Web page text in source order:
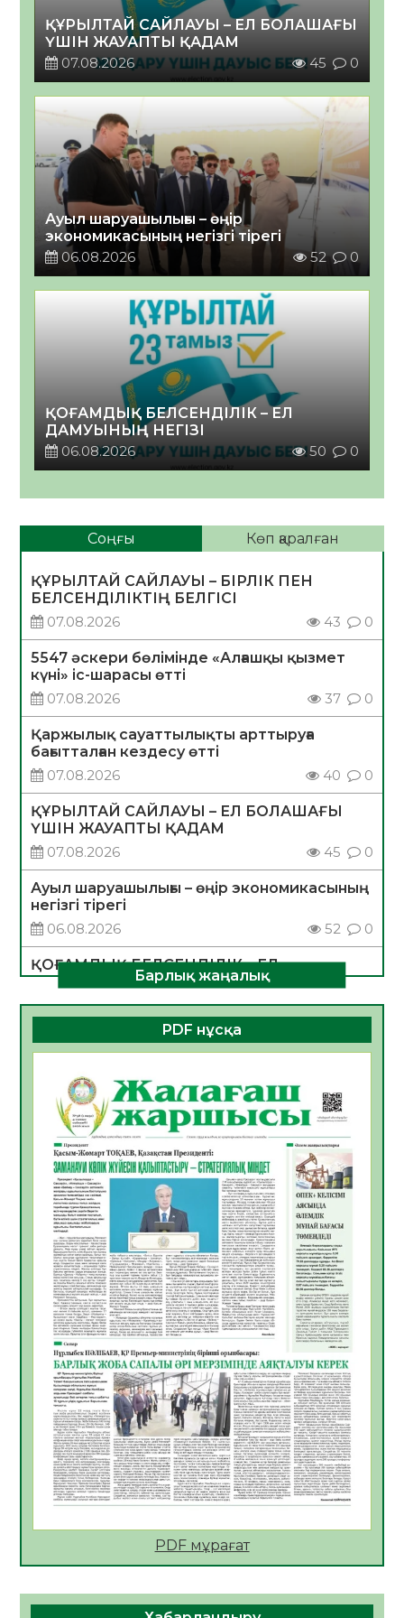
ҚҰРЫЛТАЙ САЙЛАУЫ – ЕЛ БОЛАШАҒЫ
ҮШІН ЖАУАПТЫ ҚАДАМ
07.08.2026
45 0
Ауыл шаруашылығы – өңір
экономикасының негізгі тірегі
06.08.2026
52 0
ҚОҒАМДЫҚ БЕЛСЕНДІЛІК – ЕЛ
ДАМУЫНЫҢ НЕГІЗІ
06.08.2026
50 0
Соңғы Көп қаралған
ҚҰРЫЛТАЙ САЙЛАУЫ – БІРЛІК ПЕН
БЕЛСЕНДІЛІКТІҢ БЕЛГІСІ
07.08.2026
43 0
5547 әскери бөлімінде «Алғашқы қызмет
күні» іс-шарасы өтті
07.08.2026
37 0
Қаржылық сауаттылықты арттыруға
бағытталған кездесу өтті
07.08.2026
40 0
ҚҰРЫЛТАЙ САЙЛАУЫ – ЕЛ БОЛАШАҒЫ
ҮШІН ЖАУАПТЫ ҚАДАМ
07.08.2026
45 0
Ауыл шаруашылығы – өңір экономикасының
негізгі тірегі
06.08.2026
52 0
ҚОҒАМДЫҚ БЕЛСЕНДІЛІК – ЕЛ
ДАМУЫНЫҢ НЕГІЗІ
06.08.2026
50 0
ҚҰРЫЛТАЙ САЙЛАУЫ – БОЛАШАҚҚА
БАСТАР ЖАУАПТЫ ТАҢДАУ
06.08.2026
Инфекциялық ауруларға қарсы иммундау
жұмыстарының тиімділігі
06.08.2026
54
Көкжөтел ауруы туралы
06.08.2026
52
АПВ вакцинасы туралы мәлімет
06.08.2026
51
Open Air: Қызылорда облысы полиция
департаменті 20 мыңнан астам
көрерменнің қауіпсіздігін қамтамасыз етті
06.08.2026
63
ҚЫЗЫЛОРДАДА «САНАЛЫ ҰРПАҚ –
ЖАРҚЫН БОЛАШАҚ» АТТЫ КЕҢЕЙТІЛГЕН
МӘЖІЛІС ӨТТІ
05.08.2026
64
Қазақстан Орталық Азиядағы көшуге ең
азаматтың міндеті
Барлық жаңалық
PDF нұсқа
PDF мұрағат